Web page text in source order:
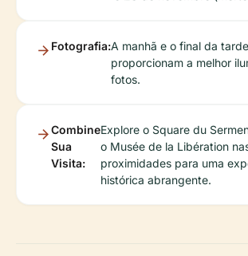
Fotografia:A manhã e o final da tarde
proporcionam a melhor
fotos.
Combine
Sua
Visita:
Explore o Square du
o Musée de la Libération
proximidades para uma
histórica abrangente.